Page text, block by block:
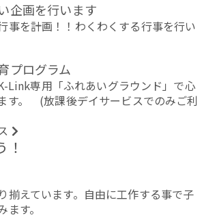
企画を行います
事を計画！！わくわくする行事を行い
プログラム
Link専用「ふれあいグラウンド」で心
す。 (放課後デイサービスでのみご利
！
揃えています。自由に工作する事で子
す。